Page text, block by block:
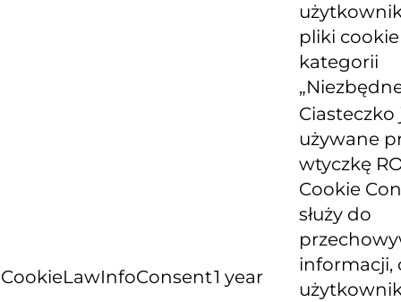
pliki
kategorii
CookieLawInfoConsent1 year
Ciasteczko
używane
wtyczkę
Cookie
służy do
informacji,